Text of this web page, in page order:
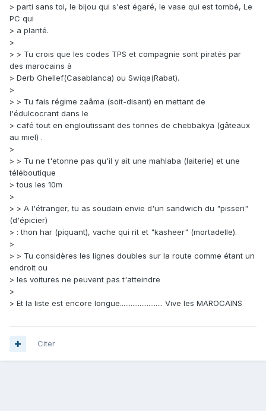
> parti sans toi, le bijou qui s'est égaré, le vase qui est tombé, Le
PC qui
> a planté.
>
> > Tu crois que les codes TPS et compagnie sont piratés par
des marocains à
> Derb Ghellef(Casablanca) ou Swiqa(Rabat).
>
> > Tu fais régime zaâma (soit-disant) en mettant de
l'édulcocrant dans le
> café tout en engloutissant des tonnes de chebbakya (gâteaux
au miel) .
>
> > Tu ne t'etonne pas qu'il y ait une mahlaba (laiterie) et une
téléboutique
> tous les 10m
>
> > A l'étranger, tu as soudain envie d'un sandwich du "pisseri"
(d'épicier)
> : thon har (piquant), vache qui rit et "kasheer" (mortadelle).
>
> > Tu considères les lignes doubles sur la route comme étant un
endroit ou
> les voitures ne peuvent pas t'atteindre
>
> Et la liste est encore longue........................ Vive les MAROCAINS
Citer